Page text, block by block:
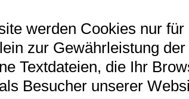
werden Cookies nur
zur Gewährleistung
Textdateien, die Ihr
Besucher unserer